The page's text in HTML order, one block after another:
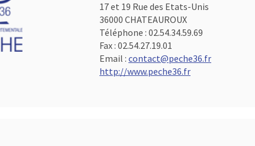
17 et 19 Rue des Etats-Unis
36000 CHATEAUROUX
Téléphone : 02.54.34.59.69
Fax : 02.54.27.19.01
Email : contact@peche36.fr
http://www.peche36.fr